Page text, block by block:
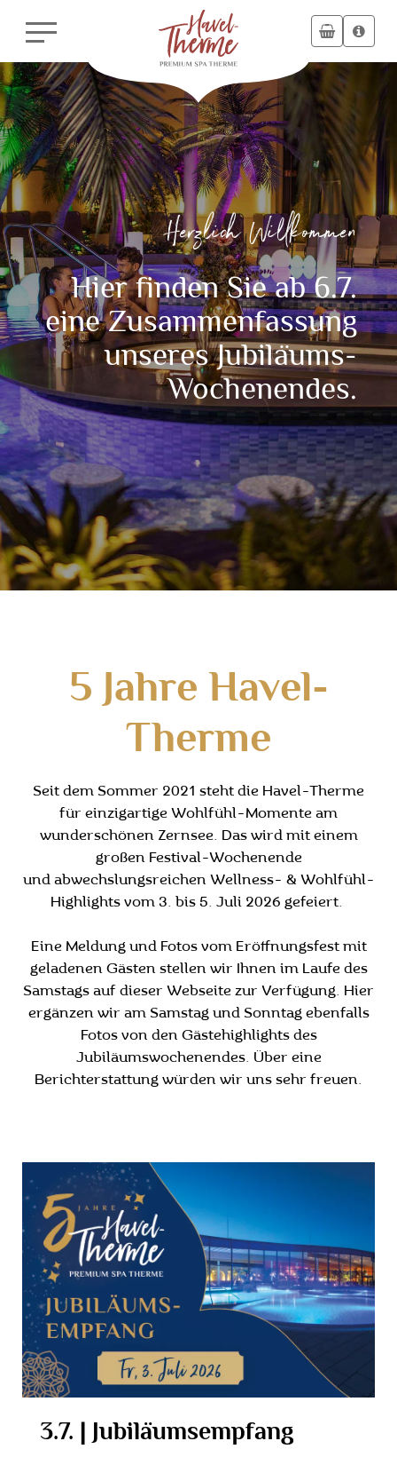
Herzlich Willkommen
Hier finden Sie ab 6.7.
eine Zusammenfassung
unseres Jubiläums-
Wochenendes.
5 Jahre Havel-
Therme
Seit dem Sommer 2021 steht die Havel-Therme
für einzigartige Wohlfühl-Momente am
wunderschönen Zernsee. Das wird mit einem
großen Festival-Wochenende
und abwechslungsreichen Wellness- & Wohlfühl-
Highlights vom 3. bis 5. Juli 2026 gefeiert.
Eine Meldung und Fotos vom Eröffnungsfest mit
geladenen Gästen stellen wir Ihnen im Laufe des
Samstags auf dieser Webseite zur Verfügung. Hier
ergänzen wir am Samstag und Sonntag ebenfalls
Fotos von den Gästehighlights des
Jubiläumswochenendes. Über eine
Berichterstattung würden wir uns sehr freuen.
3.7. | Jubiläumsempfang